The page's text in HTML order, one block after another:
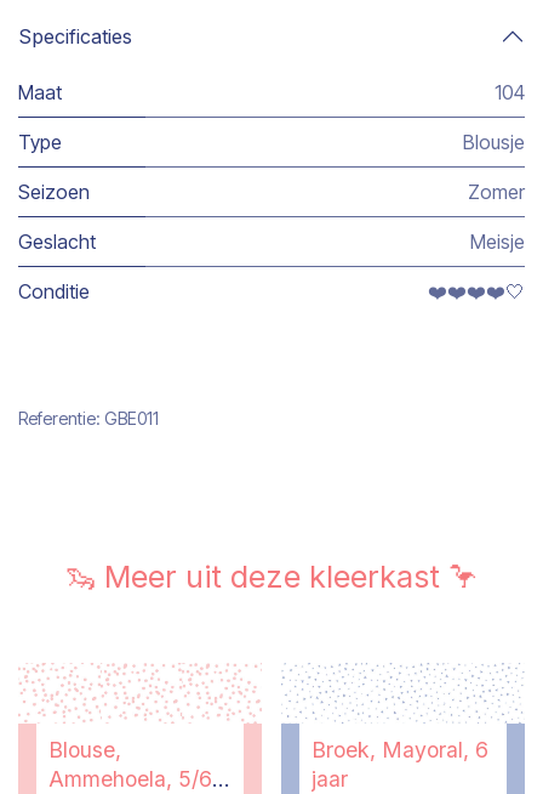
Specificaties
Maat 104
Type Blousje
Seizoen Zomer
Geslacht Meisje
Conditie ❤️❤️❤️❤️🤍
Referentie: GBE011
🦦 Meer uit deze kleerkast 🦩
Blouse,
Ammehoela, 5/6
Broek, Mayoral, 6
jaar